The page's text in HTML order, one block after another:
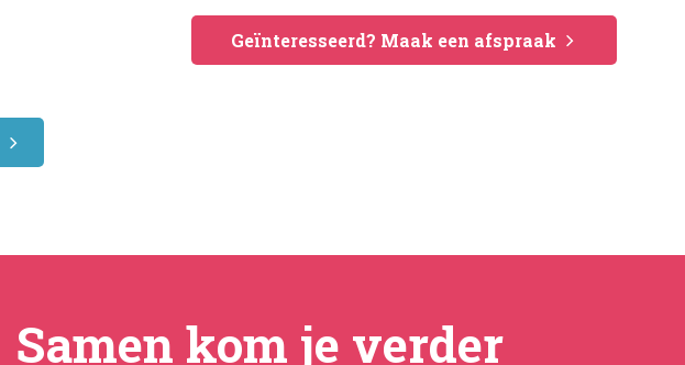
Geïnteresseerd? Maak een afspraak
Samen kom je verder